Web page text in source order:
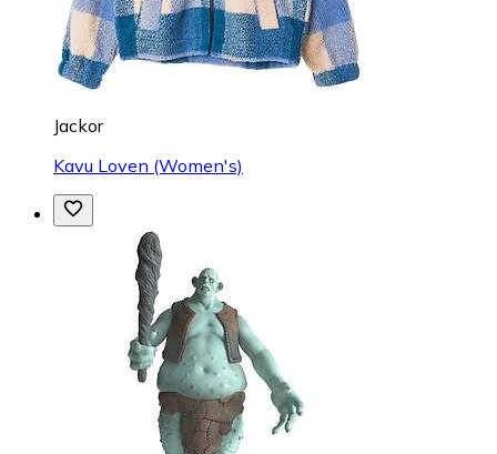
Jackor
Kavu Loven (Women's)